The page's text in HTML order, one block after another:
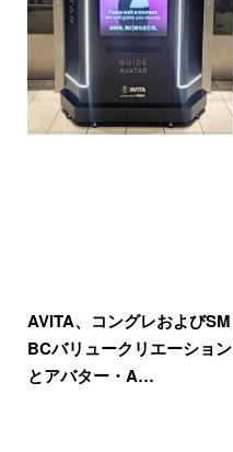
AVITA、コングレおよびSM
BCバリュークリエーション
とアバター・A…